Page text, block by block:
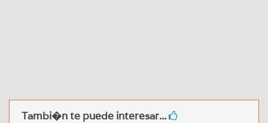
Tambi�n te puede interesar...